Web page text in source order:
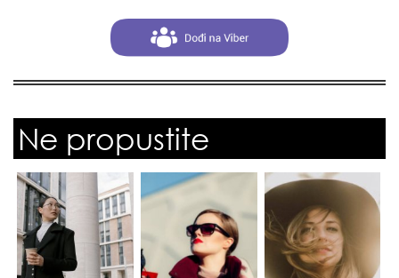
Ne propustite